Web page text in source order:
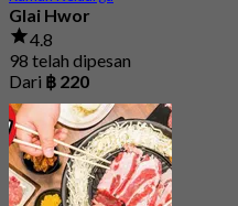
Glai Hwor
4.8
98 telah dipesan
Dari ฿ 220